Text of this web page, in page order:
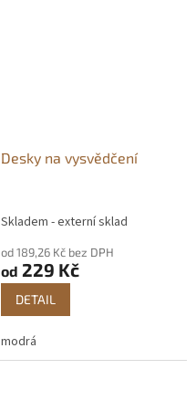
Desky na vysvědčení
Skladem - externí sklad
od 189,26 Kč bez DPH
od 229 Kč
DETAIL
modrá